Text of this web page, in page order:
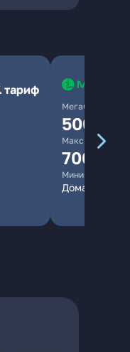
тариф
МегаФон
500
Максимальная
700
Минимальная
Домашний